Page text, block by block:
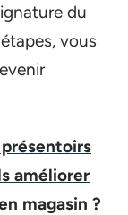
du
vous
améliorer
magasin ?